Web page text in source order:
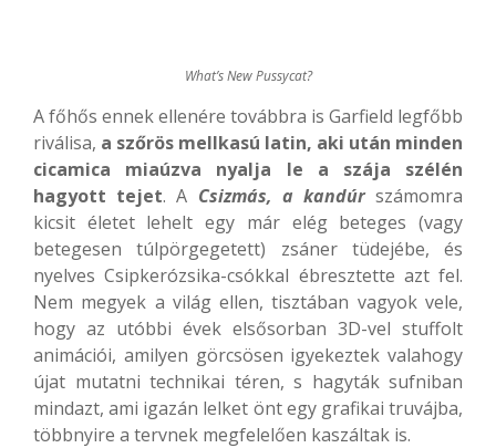
What’s New Pussycat?
A főhős ennek ellenére továbbra is Garfield legfőbb
riválisa, a szőrös mellkasú latin, aki után minden
cicamica miaúzva nyalja le a szája szélén
hagyott tejet. A Csizmás, a kandúrszámomra
kicsit életet lehelt egy már elég beteges (vagy
betegesen túlpörgegetett) zsáner tüdejébe, és
nyelves Csipkerózsika-csókkal ébresztette azt fel.
Nem megyek a világ ellen, tisztában vagyok vele,
hogy az utóbbi évek elsősorban 3D-vel stuffolt
animációi, amilyen görcsösen igyekeztek valahogy
újat mutatni technikai téren, s hagyták sufniban
mindazt, ami igazán lelket önt egy grafikai truvájba,
többnyire a tervnek megfelelően kaszáltak is.